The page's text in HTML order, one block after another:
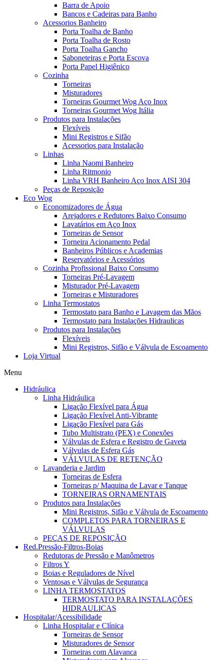
Barra de Apoio
Bancos e Cadeiras para Banho
Acessorios Banheiro
Porta Toalha de Banho
Porta Toalha de Rosto
Porta Toalha Gancho
Saboneteiras e Porta Escova
Porta Papel Higiênico
Cozinha
Torneiras
Misturadores
Torneiras Gourmet Wog Aço Inox
Torneiras Gourmet Wog Itália
Produtos para Instalações
Flexíveis
Mini Registros e Sifão
Acessorios para Instalação
Linhas
Linha Naomi Banheiro
Linha Ritmonio
Linha VRH Banheiro Aço Inox AISI 304
Peças de Reposição
Eco Wog
Economizadores de Água
Arejadores e Redutores Baixo Consumo
Lavatários em Aço Inox
Torneiras de Sensor
Torneira Acionamento Pedal
Banheiros Públicos e Academias
Reservatórios e Acessórios
Cozinha Profissional Baixo Consumo
Torneiras Pré-Lavagem
Misturador Pré-Lavagem
Torneiras e Misturadores
Linha Termostatos
Termostato para Banho e Lavagem das Mãos
Termostato para Instalações Hidraulicas
Produtos para Instalações
Flexíveis
Mini Registros, Sifão e Válvula de Escoamento
Loja Virtual
Menu
Hidráulica
Linha Hidráulica
Ligação Flexível para Água
Ligação Flexível Anti-Vibrante
Ligação Flexível para Gás
Tubo Multistrato (PEX) e Conexões
Válvulas de Esfera e Registro de Gaveta
Válvulas de Esfera Gás
VÁLVULAS DE RETENÇÃO
Lavanderia e Jardim
Torneiras de Esfera
Torneiras p/ Maquina de Lavar e Tanque
TORNEIRAS ORNAMENTAIS
Produtos para Instalações
Mini Registros, Sifão e Válvula de Escoamento
COMPLETOS PARA TORNEIRAS E
VÁLVULAS
PEÇAS DE REPOSIÇÃO
Red.Pressão-Filtros-Boias
Redutoras de Pressão e Manômetros
Filtros Y
Boias e Reguladores de Nível
Ventosas e Válvulas de Segurança
LINHA TERMOSTATOS
TERMOSTATO PARA INSTALAÇÕES
HIDRAULICAS
Hospitalar/Acessibilidade
Linha Hospitalar e Clínica
Torneiras de Sensor
Misturadores de Sensor
Torneiras com Alavanca